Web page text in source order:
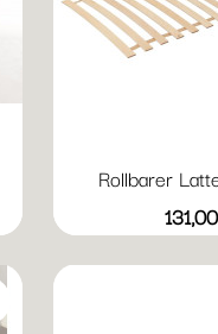
Rollbarer
Preis